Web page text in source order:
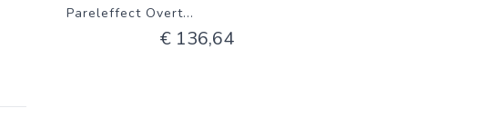
Pareleffect Overt...
€ 136,64